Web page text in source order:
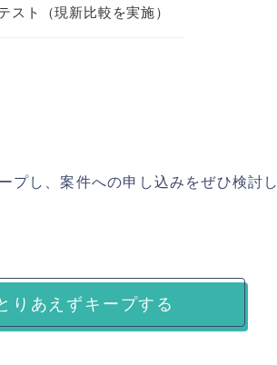
スト（現新比較を実施）
プし、案件への申し込みをぜひ検討し
りあえずキープする